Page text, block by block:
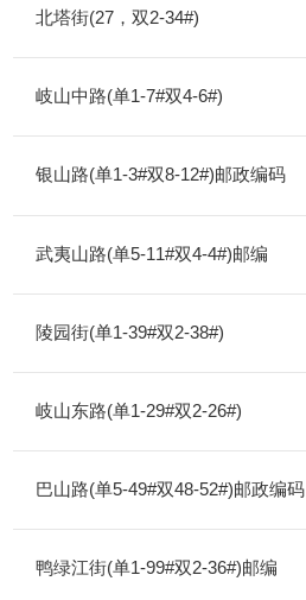
北塔街(27，双2-34#)
岐山中路(单1-7#双4-6#)
银山路(单1-3#双8-12#)邮政编码
武夷山路(单5-11#双4-4#)邮编
陵园街(单1-39#双2-38#)
岐山东路(单1-29#双2-26#)
巴山路(单5-49#双48-52#)邮政编码
鸭绿江街(单1-99#双2-36#)邮编